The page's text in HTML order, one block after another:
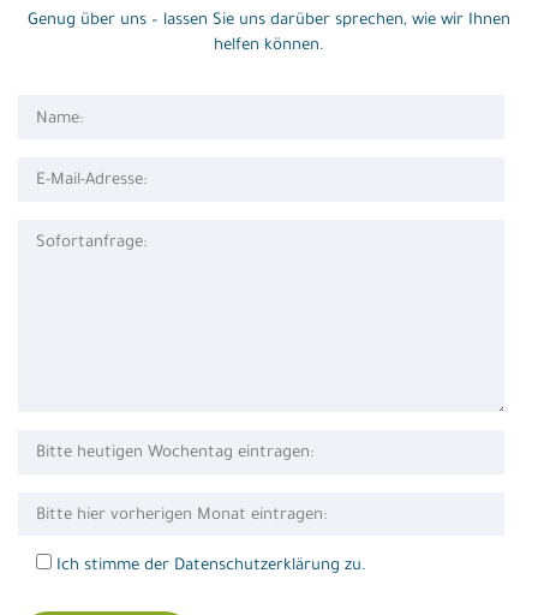
Genug über uns – lassen Sie uns darüber sprechen, wie wir Ihnen
helfen können.
Ich stimme der Datenschutzerklärung zu.